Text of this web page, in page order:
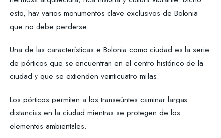
esto, hay varios monumentos clave exclusivos de Bolonia
que no debe perderse.
Una de las características e Bolonia como ciudad es la serie
de pórticos que se encuentran en el centro histórico de la
ciudad y que se extienden veinticuatro millas.
Los pórticos permiten a los transeúntes caminar largas
distancias en la ciudad mientras se protegen de los
elementos ambientales.